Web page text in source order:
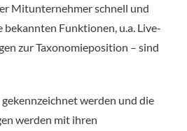
Mitunternehmer schnell und
Funktionen, u.a. Live-
zur Taxonomieposition – sind
werden und die
werden mit ihren